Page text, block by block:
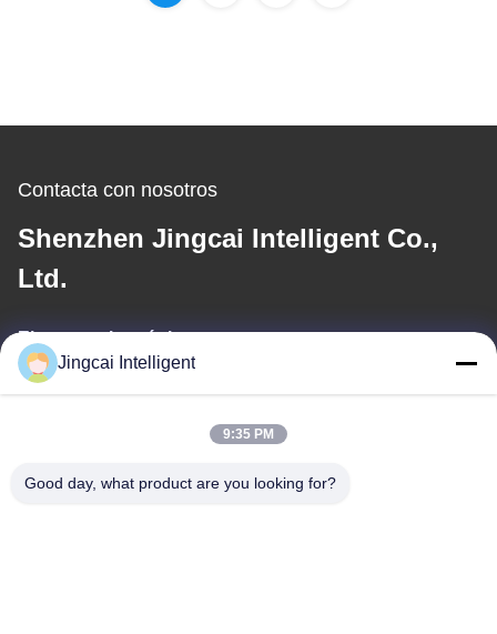
Contacta con nosotros
Shenzhen Jingcai Intelligent Co.,
Ltd.
El correo electrónico
Jingcai Intelligent
9:35 PM
Good day, what product are you looking for?